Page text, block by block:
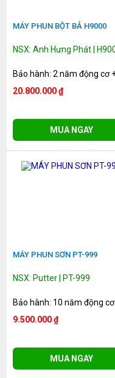
MÁY PHUN BỘT BẢ H9000
NSX: Anh Hưng Phát |
20.800.000 ₫
MUA NGAY
MÁY PHUN SƠN PT-999
NSX: Putter | PT-999
9.500.000 ₫
MUA NGAY